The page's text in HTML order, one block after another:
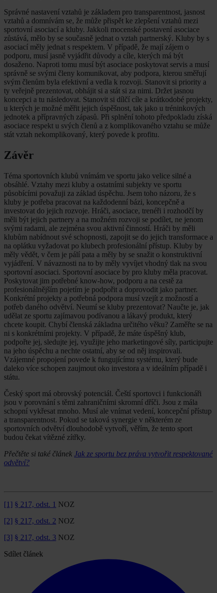
Správné nastavení vztahů je základem pro transparentnost, jasnost
vztahů a domnívám se, že může přispět ke zlepšení vztahů mezi
sportovní asociací a kluby. Jakkoli mocenské postavení asociace
zůstává, mělo by se současně jednat o vztah partnerský. Kluby by s
asociací měly jednat s respektem. V případě, že mají zájem o
podporu, musí jasně vyjádřit důvody a cíle, kterých má být
dosaženo. Naproti tomu musí být asociace poskytovat servis a musí
správně se svými členy komunikovat, aby podpora, kterou směřují
svým členům byla efektivní a vedla k rozvoji. Stanovit si priority a
ty veřejně prezentovat, obhájit si a stát si za nimi. Držet jasnou
koncepci a tu následovat. Stanovit si dílčí cíle a krátkodobé projekty,
u kterých je možné měřit jejich úspěšnost, tak jako u tréninkových
jednotek a přípravných zápasů. Při splnění tohoto předpokladu získá
asociace respekt u svých členů a z komplikovaného vztahu se může
stát vztah nekomplikovaný, který povede k profitu.
Závěr
Téma sportovních klubů vnímám ve sportu jako velice silné a
obsáhlé. Vztahy mezi kluby a ostatními subjekty ve sportu
působícími považuji za základ úspěchu. Jsem toho názoru, že s
kluby je potřeba pracovat na každodenní bázi, koncepčně a
investovat do jejich rozvoje. Hráči, asociace, trenéři i rozhodčí by
měli být jejich partnery a na možném rozvoji se podílet, ne jenom
svými radami, ale zejména svou aktivní činností. Hráči by měli
klubům nabídnout své schopnosti, zapojit se do jejich transformace a
na oplátku vyžadovat po klubech profesionální přístup. Kluby by
měly vědět, v čem je pálí pata a měly by se snažit o konstruktivní
vyjádření. V návaznosti na to by měly vyvíjet vhodný tlak na svou
sportovní asociaci. Sportovní asociace by pro kluby měla pracovat.
Poskytovat jim potřebné know-how, podporu a na cestě za
profesionálnějším pojetím je podpořit a doprovodit jako partner.
Konkrétní projekty a potřebná podpora musí vzejít z možností a
potřeb daného odvětví. Neumí se kluby prezentovat? Naučte je, jak
udělat ze sportu zajímavou podívanou a lákavý produkt, který
chcete koupit. Chybí členská základna určitého věku? Zaměřte se na
ni s konkrétními projekty. V případě, že máte úspěšný klub,
podpořte jej, sledujte jej, využijte jeho marketingové síly, participujte
na jeho úspěchu a nechte ostatní, aby se od něj inspirovali.
Vzájemné propojení povede k fungujícímu systému, který bude
daleko více schopen zaujmout oko investora a v ideálním případě i
státu.
Český sport má obrovský potenciál. Čeští sportovci i funkcionáři
jsou v porovnání s těmi zahraničními skromní dříči. Jsou z mála
schopní vykřesat mnoho. Musí ale vnímat vedení, koncepční přístup
a transparentnost. Pokud se taková synergie v některém ze
sportovních odvětví dlouhodobě vytvoří, věřím, že tento sport
budou čekat vítězné zítřky.
Přečtěte si také článek Jak ze sportu bez práva vytvořit respektované
odvětví?
[1] § 217, odst. 1 NOZ
[2] § 217, odst. 2 NOZ
[3] § 217, odst. 3 NOZ
Sdílet článek